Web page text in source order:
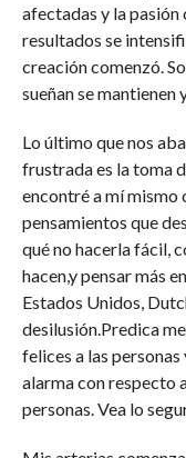
afectadas y la pasión
resultados se
creación comenzó.
sueñan se mantienen
Lo último que nos
frustrada es la toma
encontré a mí mismo
pensamientos que
qué no hacerla fácil,
hacen,y pensar más
Estados Unidos,
desilusión.Predica
felices a las
alarma con respecto
personas. Vea lo